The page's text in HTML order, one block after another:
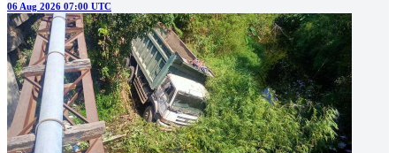
06 Aug 2026 07:00 UTC